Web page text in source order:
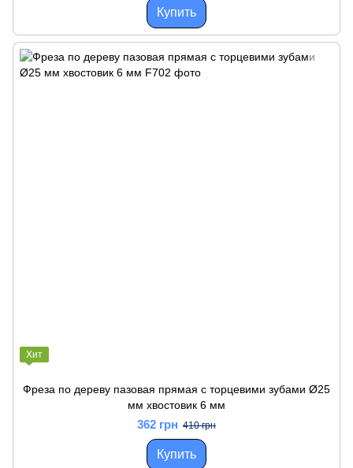
Купить
Хит
Фреза по дереву пазовая прямая с торцевими зубами Ø25
мм хвостовик 6 мм
362 грн 410 грн
Купить